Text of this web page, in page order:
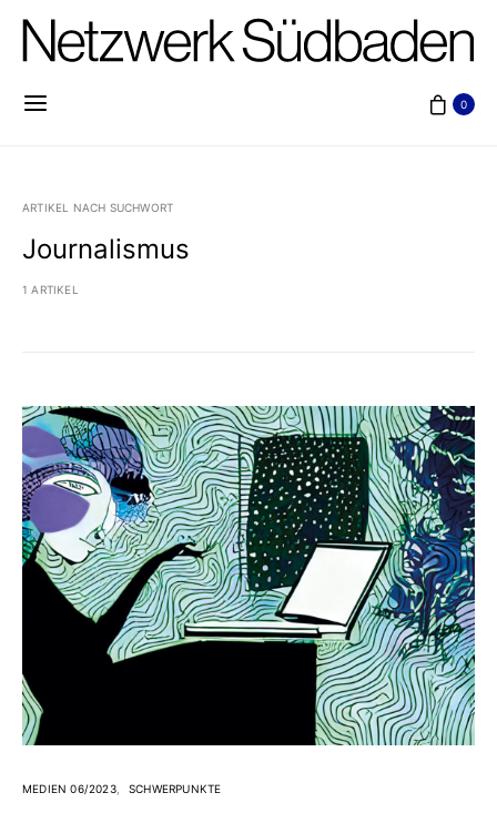
0
ARTIKEL NACH SUCHWORT
Journalismus
1 ARTIKEL
MEDIEN 06/2023 SCHWERPUNKTE